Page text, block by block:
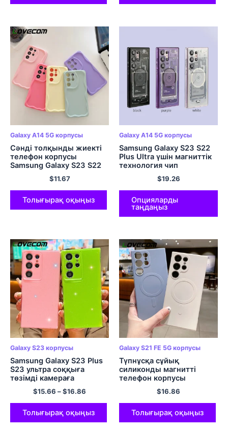
Galaxy A14 5G корпусы
Сәнді толқынды жиекті
телефон корпусы
Samsung Galaxy S23 S22
S21 Ultra Plus S20 FE A54
A34 A14 A52 A53 A23
A24 кәмпит түсті жұмсақ
қақпақ
$11.67
Толығырақ оқыңыз
Galaxy A14 5G корпусы
Samsung Galaxy S23 S22
Plus Ultra үшін магниттік
технология чип
элементтері телефон
$19.26
Опцияларды
таңдаңыз
Galaxy S23 корпусы
Samsung Galaxy S23 Plus
S23 ультра соққыға
төзімді камераға
арналған неон
флуоресцентті түсті
телефон корпусы Bling
жылтыр ұнтақ қақпағы
$15.66 –$16.86
Толығырақ оқыңыз
Galaxy S21 FE 5G корпусы
Түпнұсқа сұйық
силиконды магнитті
телефон корпусы
Samsung Galaxy S23 Ultra
Plus S22 S21 Ultra Plus S21
FE бампер жұмсақ қақпақ
$16.86
Толығырақ оқыңыз